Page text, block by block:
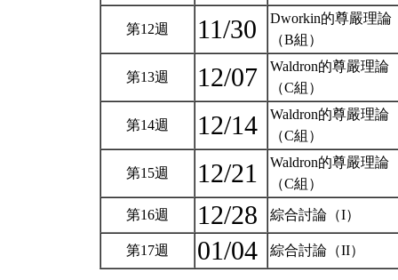
第12週 11/30
Dworkin的尊嚴理論
（B組）
第13週 12/07
Waldron的尊嚴理論
（C組）
第14週 12/14
Waldron的尊嚴理論
（C組）
第15週 12/21
Waldron的尊嚴理論
（C組）
第16週 12/28 綜合討論（I）
第17週 01/04 綜合討論（II）